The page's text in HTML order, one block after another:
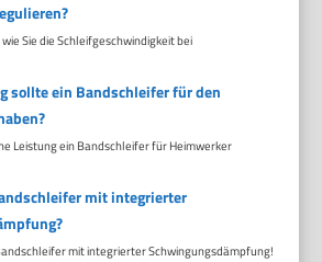
Sie die Schleifgeschwindigkeit bei
sollte ein Bandschleifer für den
Leistung ein Bandschleifer für Heimwerker
mit integrierter
mit integrierter Schwingungsdämpfung!